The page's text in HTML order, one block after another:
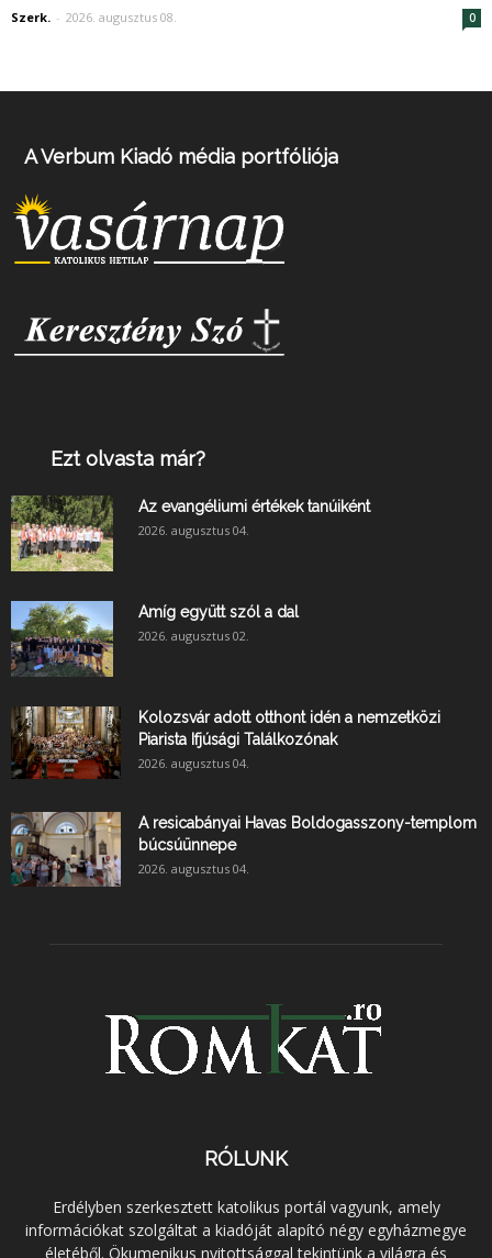
Szerk. - 2026. augusztus 08. 0
A Verbum Kiadó média portfóliója
Ezt olvasta már?
Az evangéliumi értékek tanúiként
2026. augusztus 04.
Amíg együtt szól a dal
2026. augusztus 02.
Kolozsvár adott otthont idén a nemzetközi
Piarista Ifjúsági Találkozónak
2026. augusztus 04.
A resicabányai Havas Boldogasszony-templom
búcsúünnepe
2026. augusztus 04.
RÓLUNK
Erdélyben szerkesztett katolikus portál vagyunk, amely
információkat szolgáltat a kiadóját alapító négy egyházmegye
életéből. Ökumenikus nyitottsággal tekintünk a világra és